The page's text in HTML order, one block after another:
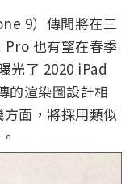
9）傳聞將在三
也有望在春季
光了 2020 iPad
的渲染圖設計相
面，將採用類似